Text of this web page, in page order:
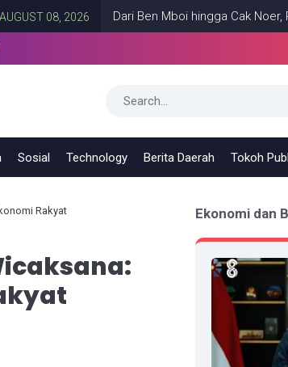
2026 Dari Ben Mboi hingga Cak Noer,
Sosial Technology Berita Daerah Tokoh
Rakyat Ekonomi dan